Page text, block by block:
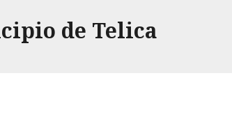
de Telica